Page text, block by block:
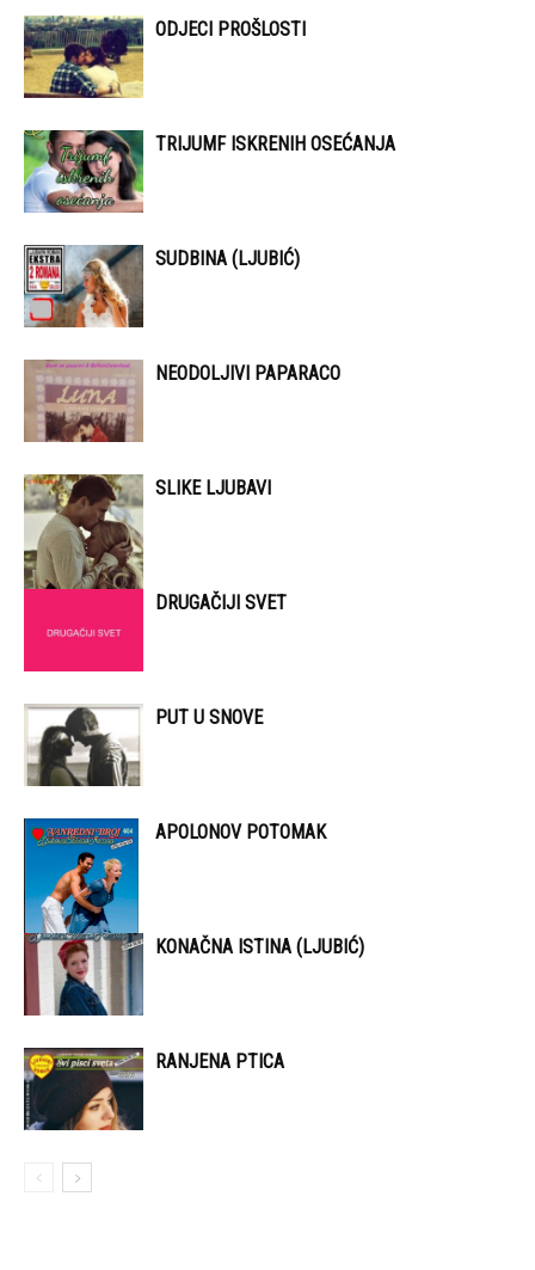
ODJECI PROŠLOSTI
TRIJUMF ISKRENIH OSEĆANJA
SUDBINA (LJUBIĆ)
NEODOLJIVI PAPARACO
SLIKE LJUBAVI
DRUGAČIJI SVET
PUT U SNOVE
APOLONOV POTOMAK
KONAČNA ISTINA (LJUBIĆ)
RANJENA PTICA